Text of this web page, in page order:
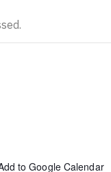
to Google Calendar